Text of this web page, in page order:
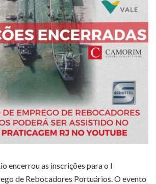
encerrou as inscrições para o I
de Rebocadores Portuários. O evento